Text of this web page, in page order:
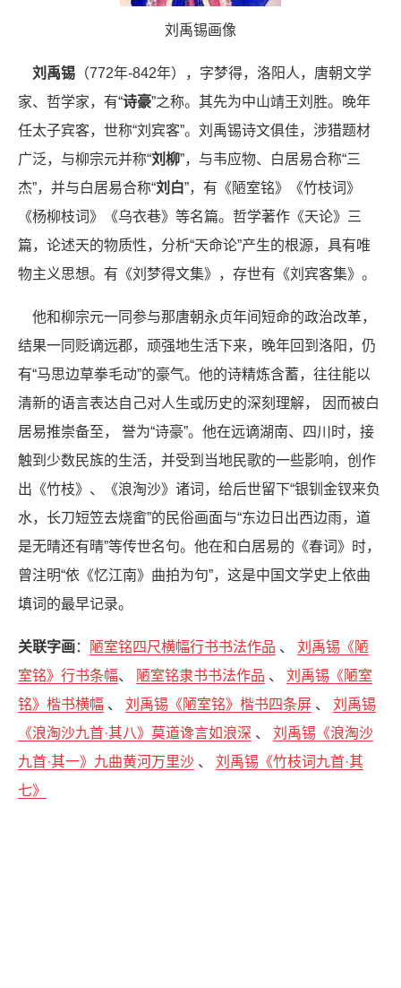
刘禹锡画像
刘禹锡 （772年-842年），字梦得，洛阳人，唐朝文学
家、哲学家，有“诗豪”之称。其先为中山靖王刘胜。晚年
任太子宾客，世称“刘宾客”。刘禹锡诗文俱佳，涉猎题材
广泛，与柳宗元并称“刘柳”，与韦应物、白居易合称“三
杰”，并与白居易合称“刘白”，有《陋室铭》《竹枝词》
《杨柳枝词》《乌衣巷》等名篇。哲学著作《天论》三
篇，论述天的物质性，分析“天命论”产生的根源，具有唯
物主义思想。有《刘梦得文集》，存世有《刘宾客集》。
他和柳宗元一同参与那唐朝永贞年间短命的政治改革，
结果一同贬谪远郡，顽强地生活下来，晚年回到洛阳，仍
有“马思边草拳毛动”的豪气。他的诗精炼含蓄，往往能以
清新的语言表达自己对人生或历史的深刻理解， 因而被白
居易推崇备至， 誉为“诗豪”。他在远谪湖南、四川时，接
触到少数民族的生活，并受到当地民歌的一些影响，创作
出《竹枝》、《浪淘沙》诸词，给后世留下“银钏金钗来负
水，长刀短笠去烧畲”的民俗画面与“东边日出西边雨，道
是无晴还有晴”等传世名句。他在和白居易的《春词》时，
曾注明“依《忆江南》曲拍为句”，这是中国文学史上依曲
填词的最早记录。
关联字画： 陋室铭四尺横幅行书书法作品 、刘禹锡《陋
室铭》行书条幅、 陋室铭隶书书法作品 、刘禹锡《陋室
铭》楷书横幅 、刘禹锡《陋室铭》楷书四条屏 、刘禹锡
《浪淘沙九首·其八》莫道谗言如浪深 、刘禹锡《浪淘沙
九首·其一》九曲黄河万里沙 、刘禹锡《竹枝词九首·其
七》